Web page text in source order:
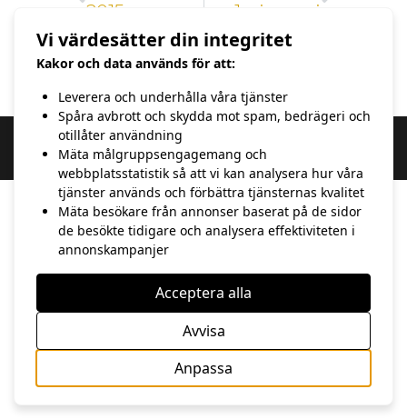
2015 1:a januari
Copyright 2020 hasse Andersson | Webbdesign av 100 Procent IT &
Kommunikation
Vi värdesätter din integritet
Kakor och data används för att:
Leverera och underhålla våra tjänster
Spåra avbrott och skydda mot spam, bedrägeri och
otillåter användning
Mäta målgruppsengagemang och
webbplatsstatistik så att vi kan analysera hur våra
tjänster används och förbättra tjänsternas kvalitet
Mäta besökare från annonser baserat på de sidor
de besökte tidigare och analysera effektiviteten i
annonskampanjer
Anpassa
Avvisa
Acceptera alla